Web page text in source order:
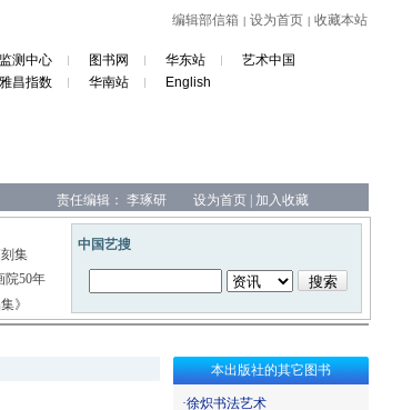
编辑部信箱 设为首页 收藏本站
监测中心 图书网 华东站
艺术中国
雅昌指数 华南站 English
责任编辑： 李琢研 设为首页 加入收藏
集
院50年
》
本出版社的其它图书
·徐炽书法艺术